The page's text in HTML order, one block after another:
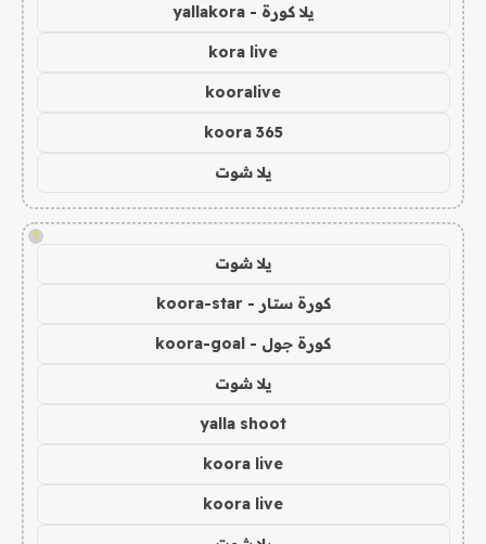
يلا كورة - yallakora
kora live
kooralive
koora 365
يلا شوت
!
يلا شوت
كورة ستار - koora-star
كورة جول - koora-goal
يلا شوت
yalla shoot
koora live
koora live